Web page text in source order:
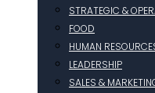
STRATEGIC &
FOOD
HUMAN
LEADERSHIP
SALES &